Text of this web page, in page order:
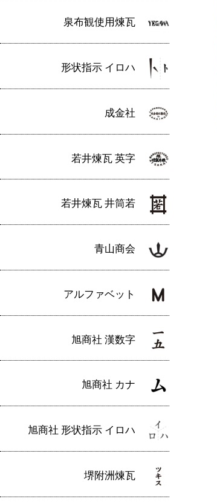
泉布観使用煉瓦
形状指示 イロハ
成金社
若井煉瓦 英字
若井煉瓦 井筒若
青山商会
アルファベット
旭商社 漢数字
旭商社 カナ
旭商社 形状指示 イロハ
堺附洲煉瓦